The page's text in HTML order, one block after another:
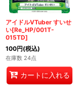
アイドルVTuber すいせ
い[Re_HP/001T-
015TD]
100円(税込)
在庫数 24点
カートに入れる